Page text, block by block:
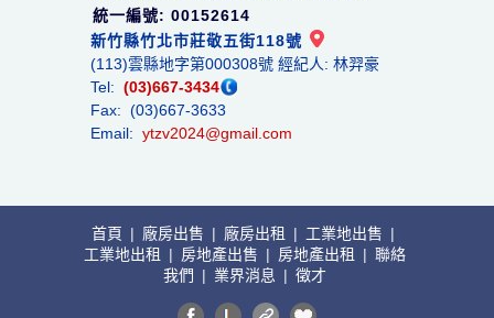
統一編號: 00152614
新竹縣竹北市莊敬五街118號
(113)雲縣地字第000308號 經紀人: 林羿豪
Tel: (03)667-3434
Fax: (03)667-3633
Email: ytzv2024@gmail.com
首頁 | 廠房出售 | 廠房出租 | 工業地出售 |
工業地出租
| 房地產出售 | 房地產出租 | 聯絡
我們
| 業界消息 | 徵才